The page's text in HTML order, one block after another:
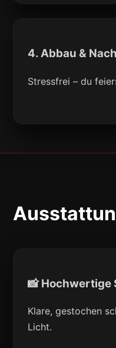
4. Abbau &
Stressfrei – du
📸 Hochwertige
Klare, gestochen
Licht.